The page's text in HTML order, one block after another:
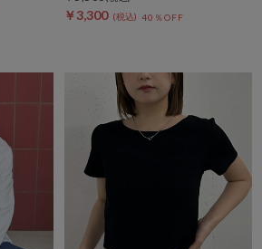
￥3,300 40％OFF